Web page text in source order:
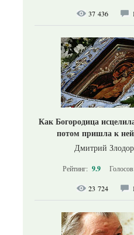
37 436
Как Богородица
потом пришла к
Дмитрий
Рейтинг: 9.9
23 724